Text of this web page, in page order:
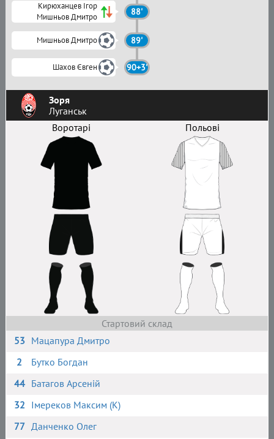
Зоря
Луганськ
Воротарі
Польові
Стартовий склад
53 Мацапура Дмитро
2
Бутко Богдан
44 Батагов Арсеній
32 Імереков Максим (К)
77 Данченко Олег
Кирюханцев Ігор
Мишньов Дмитро
88'
Мишньов Дмитро 89'
Шахов Євген 90+3'